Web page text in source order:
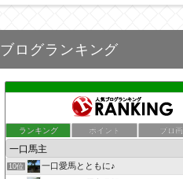
ブログランキング
ランキング ポイント ブロ画
10位 一口愛馬とともに♪